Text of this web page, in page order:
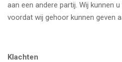
aan een andere partij. Wij kunnen
voordat wij gehoor kunnen geven
Klachten